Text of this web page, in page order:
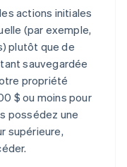
actions initiales
(par exemple,
plutôt que de
sauvegardée
propriété
$ ou moins pour
possédez une
supérieure,